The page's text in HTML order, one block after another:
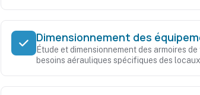
Dimensionnement des
Étude et dimensionnement des armoires
besoins aérauliques spécifiques des